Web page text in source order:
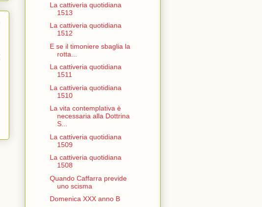
La cattiveria quotidiana
1513
La cattiveria quotidiana
1512
E se il timoniere sbaglia la
rotta...
La cattiveria quotidiana
1511
La cattiveria quotidiana
1510
La vita contemplativa è
necessaria alla Dottrina
S...
La cattiveria quotidiana
1509
La cattiveria quotidiana
1508
Quando Caffarra previde
uno scisma
Domenica XXX anno B